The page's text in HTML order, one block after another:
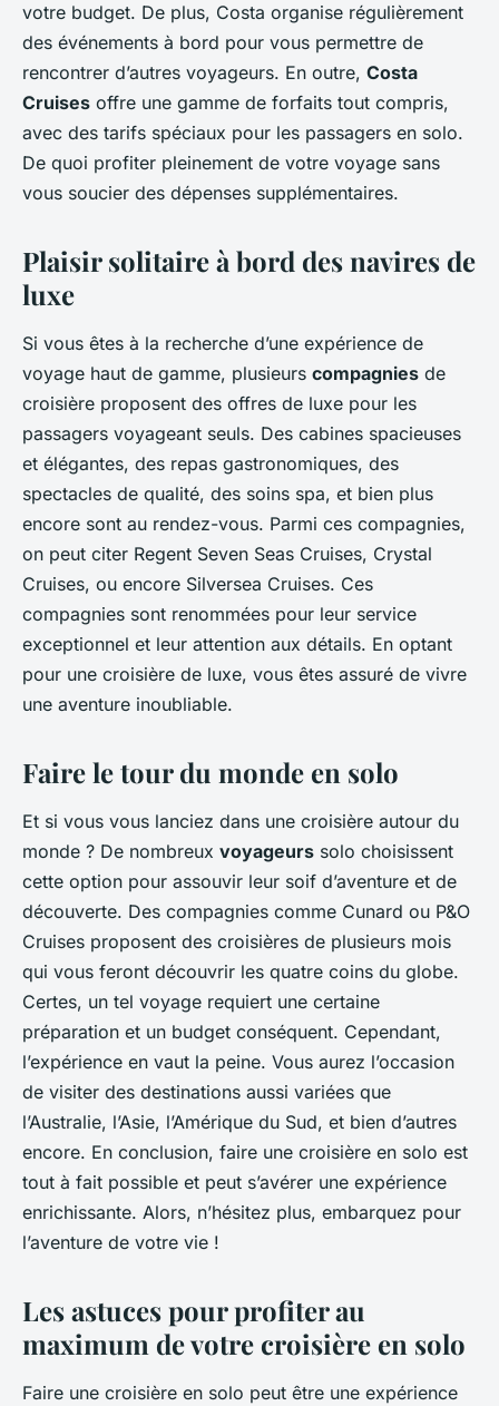
votre budget. De plus, Costa organise régulièrement
des événements à bord pour vous permettre de
rencontrer d’autres voyageurs. En outre, Costa
Cruises offre une gamme de forfaits tout compris,
avec des tarifs spéciaux pour les passagers en solo.
De quoi profiter pleinement de votre voyage sans
vous soucier des dépenses supplémentaires.
Plaisir solitaire à bord des navires de
luxe
Si vous êtes à la recherche d’une expérience de
voyage haut de gamme, plusieurs compagnies de
croisière proposent des offres de luxe pour les
passagers voyageant seuls. Des cabines spacieuses
et élégantes, des repas gastronomiques, des
spectacles de qualité, des soins spa, et bien plus
encore sont au rendez-vous. Parmi ces compagnies,
on peut citer Regent Seven Seas Cruises, Crystal
Cruises, ou encore Silversea Cruises. Ces
compagnies sont renommées pour leur service
exceptionnel et leur attention aux détails. En optant
pour une croisière de luxe, vous êtes assuré de vivre
une aventure inoubliable.
Faire le tour du monde en solo
Et si vous vous lanciez dans une croisière autour du
monde ? De nombreux voyageurs solo choisissent
cette option pour assouvir leur soif d’aventure et de
découverte. Des compagnies comme Cunard ou P&O
Cruises proposent des croisières de plusieurs mois
qui vous feront découvrir les quatre coins du globe.
Certes, un tel voyage requiert une certaine
préparation et un budget conséquent. Cependant,
l’expérience en vaut la peine. Vous aurez l’occasion
de visiter des destinations aussi variées que
l’Australie, l’Asie, l’Amérique du Sud, et bien d’autres
encore. En conclusion, faire une croisière en solo est
tout à fait possible et peut s’avérer une expérience
enrichissante. Alors, n’hésitez plus, embarquez pour
l’aventure de votre vie !
Les astuces pour profiter au
maximum de votre croisière en solo
Faire une croisière en solo peut être une expérience